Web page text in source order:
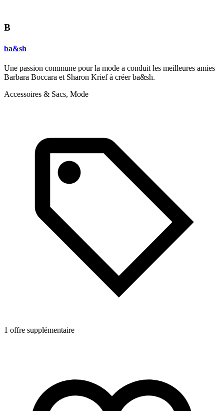
B
ba&sh
Une passion commune pour la mode a conduit les meilleures amies
Barbara Boccara et Sharon Krief à créer ba&sh.
Accessoires & Sacs, Mode
1 offre supplémentaire